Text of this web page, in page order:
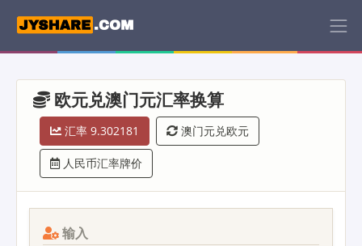
欧元兑澳门元汇率换算
汇率 9.302181 澳门元兑欧元
人民币汇率牌价
输入